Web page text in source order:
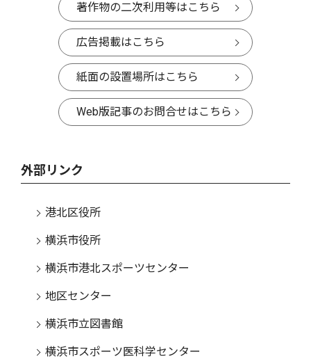
著作物の二次利用等はこちら
広告掲載はこちら
紙面の設置場所はこちら
Web版記事のお問合せはこちら
外部リンク
港北区役所
横浜市役所
横浜市港北スポーツセンター
地区センター
横浜市立図書館
横浜市スポーツ医科学センター